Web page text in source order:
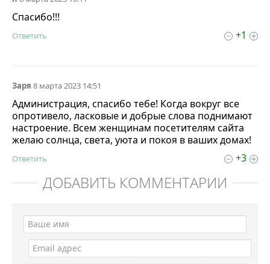
Спасибо!!!
+1
Ответить
Заря 8 марта 2023 14:51
Администрация, спасибо тебе! Когда вокруг все
опротивело, ласковые и добрые слова поднимают
настроение. Всем женщинам посетителям сайта
желаю солнца, света, уюта и покоя в ваших домах!
+3
Ответить
ДОБАВИТЬ КОММЕНТАРИЙ